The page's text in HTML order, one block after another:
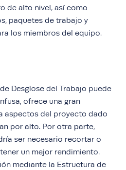
de alto nivel, así como
paquetes de trabajo y
los miembros del equipo.
Desglose del Trabajo puede
ofrece una gran
aspectos del proyecto dado
por alto. Por otra parte,
ser necesario recortar o
un mejor rendimiento.
mediante la Estructura de